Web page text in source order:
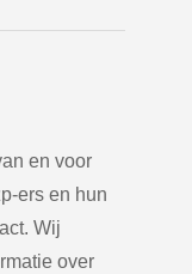
en voor
ers en hun
Wij
over